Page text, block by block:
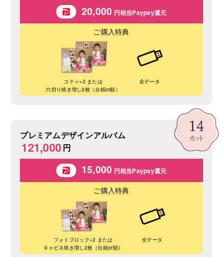
20,000 円相当Paypay還元
ご購入特典
コティ×2 または
六切り焼き増し2枚（台紙or額）
全データ
プレミアムデザインアルバム
121,000円
15,000 円相当Paypay還元
ご購入特典
フォトブロック×2 または
キャビネ焼き増し2枚（台紙or額）
全データ